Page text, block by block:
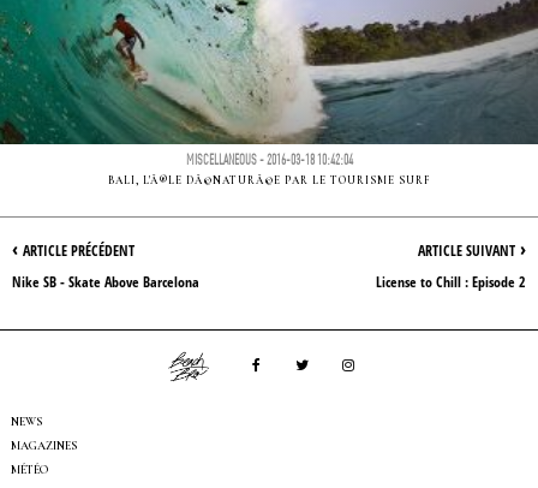
MISCELLANEOUS - 2016-03-18 10:42:04
BALI, L'Ã®LE DÃ©NATURÃ©E PAR LE TOURISME SURF
ARTICLE SUIVANT ›
License to Chill : Episode 2
‹ ARTICLE PRÉCÉDENT
Nike SB - Skate Above Barcelona
NEWS
MAGAZINES
MÉTÉO